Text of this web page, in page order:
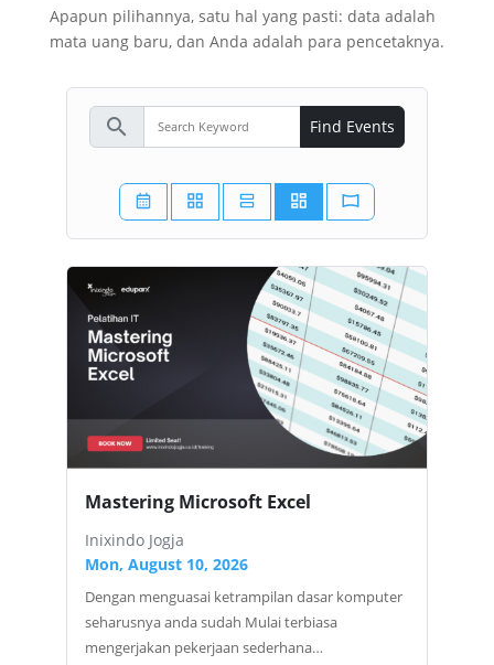
Apapun pilihannya, satu hal yang pasti: data adalah
mata uang baru, dan Anda adalah para pencetaknya.
search Find Events
Mastering Microsoft Excel
Inixindo Jogja
Mon, August 10, 2026
Dengan menguasai ketrampilan dasar komputer
seharusnya anda sudah Mulai terbiasa
mengerjakan pekerjaan sederhana